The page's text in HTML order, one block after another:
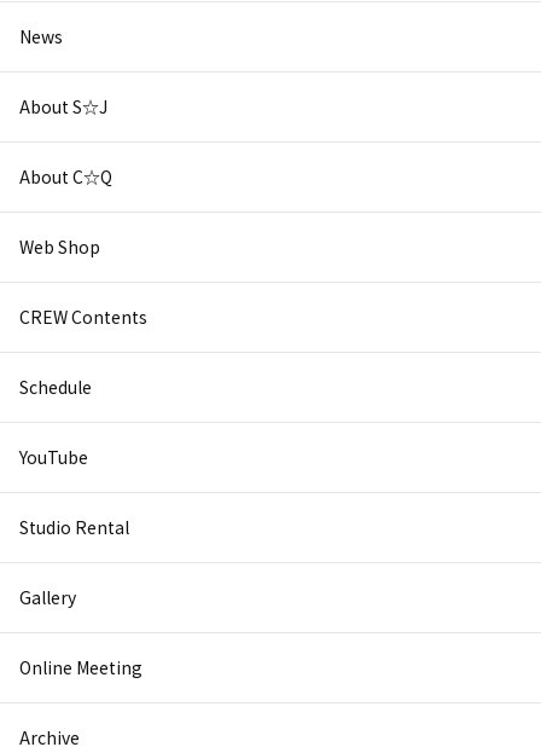
News
About S☆J
About C☆Q
Web Shop
CREW Contents
Schedule
YouTube
Studio Rental
Gallery
Online Meeting
Archive